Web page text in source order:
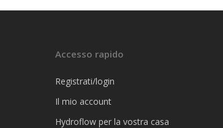
Accesso rapido
Registrati/login
Il mio account
Hydroflow per la vostra casa